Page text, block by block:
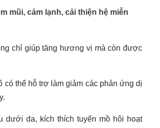
mũi, cảm lạnh, cải thiện hệ miễn
chỉ giúp tăng hương vị mà còn được
thể hỗ trợ làm giảm các phản ứng dị
dưới da, kích thích tuyến mồ hôi hoạt